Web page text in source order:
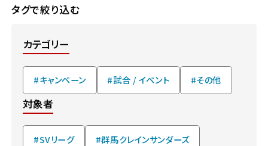
タグで絞り込む
カテゴリー
#キャンペーン #試合 / イベント #その他
対象者
#SVリーグ #群馬クレインサンダーズ